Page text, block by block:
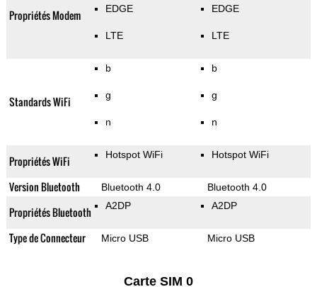
Propriétés Modem EDGE
LTE
EDGE
LTE
Standards WiFi
b
g
n
b
g
n
Propriétés WiFi Hotspot WiFi Hotspot WiFi
Version Bluetooth Bluetooth 4.0 Bluetooth 4.0
Propriétés Bluetooth A2DP A2DP
Type de Connecteur Micro USB Micro USB
Carte SIM 0